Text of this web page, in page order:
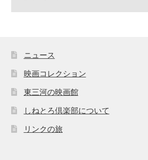
ニュース
映画コレクション
東三河の映画館
しねとろ倶楽部について
リンクの旅